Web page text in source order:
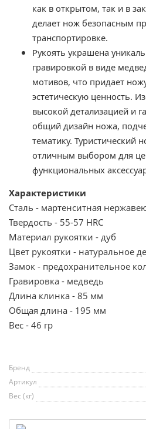
как в открытом, так и в
делает нож безопасным
транспортировке.
Рукоять украшена
гравировкой в виде
мотивов, что придает
эстетическую ценность.
высокой детализацией и
общий дизайн ножа,
тематику. Туристический
отличным выбором для
функциональных
Характеристики
Сталь - мартенситная
Твердость - 55-57 HRC
Материал рукоятки - дуб
Цвет рукоятки - натуральное
Замок - предохранительное
Гравировка - медведь
Длина клинка - 85 мм
Общая длина - 195 мм
Вес - 46 гр
Бренд
Артикул
Вес (кг)